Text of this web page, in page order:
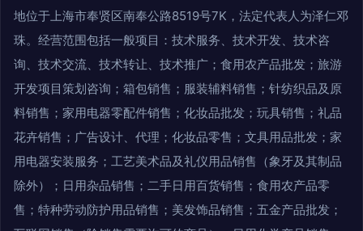
地位于上海市奉贤区南奉公路8519号7K，法定代表人为泽仁邓
珠。经营范围包括一般项目：技术服务、技术开发、技术咨
询、技术交流、技术转让、技术推广；食用农产品批发；旅游
开发项目策划咨询；箱包销售；服装辅料销售；针纺织品及原
料销售；家用电器零配件销售；化妆品批发；玩具销售；礼品
花卉销售；广告设计、代理；化妆品零售；文具用品批发；家
用电器安装服务；工艺美术品及礼仪用品销售（象牙及其制品
除外）；日用杂品销售；二手日用百货销售；食用农产品零
售；特种劳动防护用品销售；美发饰品销售；五金产品批发；